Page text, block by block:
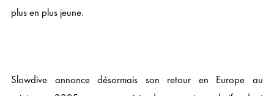
plus en plus jeune.
Slowdive annonce désormais son retour en Europe au